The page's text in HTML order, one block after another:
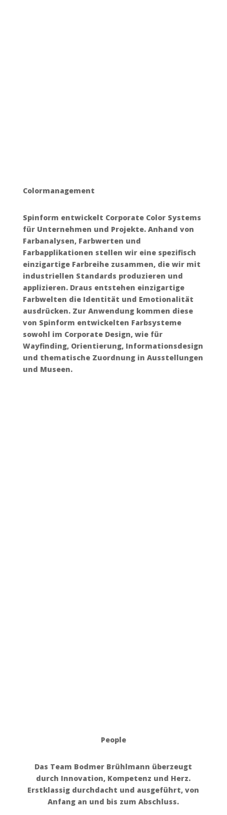
Color­management
Spinform entwickelt Corporate Color Systems
für Unternehmen und Projekte. Anhand von
Farbanalysen, Farbwerten und
Farbapplikationen stellen wir eine spezifisch
einzigartige Farbreihe zusammen, die wir mit
industriellen Standards produzieren und
applizieren. Draus entstehen einzigartige
Farbwelten die Identität und Emotionalität
ausdrücken. Zur Anwendung kommen diese
von Spinform entwickelten Farbsysteme
sowohl im Corporate Design, wie für
Wayfinding, Orientierung, Informationsdesign
und thematische Zuordnung in Ausstellungen
und Museen.
People
Das Team Bodmer Brühlmann überzeugt
durch Innovation, Kompetenz und Herz.
Erstklassig durchdacht und ausgeführt, von
Anfang an und bis zum Abschluss.